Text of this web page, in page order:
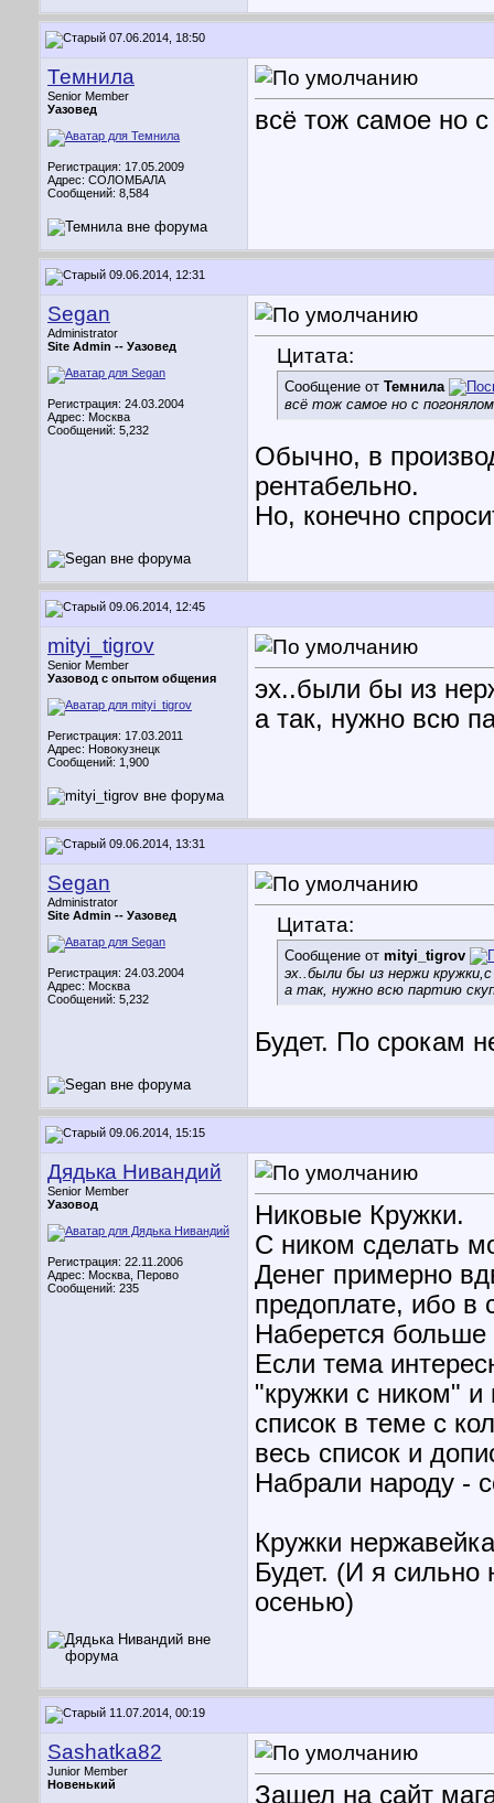
07.06.2014, 18:50
Темнила
Senior Member
Уазовед
Регистрация: 17.05.2009
Адрес: СОЛОМБАЛА
Сообщений: 8,584
всё тож самое но
09.06.2014, 12:31
Segan
Administrator
Site Admin -- Уазовед
Регистрация: 24.03.2004
Адрес: Москва
Сообщений: 5,232
Цитата:
Сообщение от Темнила
всё тож самое но с
Обычно, в
рентабельно.
Но, конечно
09.06.2014, 12:45
mityi_tigrov
Senior Member
Уазовод с опытом общения
Регистрация: 17.03.2011
Адрес: Новокузнецк
Сообщений: 1,900
эх..были бы из
а так, нужно всю
09.06.2014, 13:31
Segan
Administrator
Site Admin -- Уазовед
Регистрация: 24.03.2004
Адрес: Москва
Сообщений: 5,232
Цитата:
Сообщение от mityi_tigrov
эх..были бы из нержи
а так, нужно всю партию
Будет. По срокам
09.06.2014, 15:15
Дядька Нивандий
Senior Member
Уазовод
Регистрация: 22.11.2006
Адрес: Москва, Перово
Сообщений: 235
Никовые Кружки.
С ником сделать
Денег примерно
предоплате, ибо в
Наберется
Если тема
"кружки с ником"
список в теме с
весь список и
Набрали народу -
Кружки
Будет. (И я
осенью)
11.07.2014, 00:19
Sashatka82
Junior Member
Новенький
Зашел на сайт